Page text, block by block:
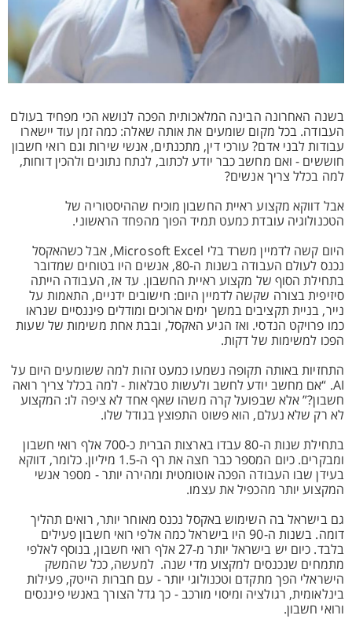
בשנה האחרונה הבינה המלאכותית הפכה לנושא הכי מפחיד בעולם
העבודה. בכל מקום שומעים את אותה שאלה: כמה זמן עוד יישארו
עבודות לבני אדם? עורכי דין, מתכנתים, אנשי שירות וגם רואי חשבון
חוששים - ואם מחשב כבר יודע לכתוב, לנתח נתונים ולהכין דוחות,
למה בכלל צריך אנשים?
אבל דווקא מקצוע ראיית החשבון מוכיח שההיסטוריה של
הטכנולוגיה עובדת כמעט תמיד הפוך מהפחד הראשוני.
היום קשה לדמיין משרד בלי Microsoft Excel, אבל כשהאקסל
נכנס לעולם העבודה בשנות ה-80, אנשים היו בטוחים שמדובר
בתחילת הסוף של מקצוע ראיית החשבון. עד אז, העבודה הייתה
סיזיפית בצורה שקשה לדמיין היום: חישובים ידניים, התאמות על
נייר, בניית תקציבים במשך ימים ארוכים ומודלים פיננסיים שנראו
כמו פרויקט הנדסי. ואז הגיע האקסל, ובבת אחת משימות של שעות
הפכו למשימות של דקות.
התחזיות באותה תקופה נשמעו כמעט זהות למה ששומעים היום על
AI. “אם מחשב יודע לחשב ולעשות טבלאות - למה בכלל צריך רואה
חשבון?” אלא שבפועל קרה משהו שאף אחד לא ציפה לו: המקצוע
לא רק שלא נעלם, הוא פשוט התפוצץ בגודל שלו.
בתחילת שנות ה-80 עבדו בארצות הברית כ-700 אלף רואי חשבון
ומבקרים. כיום המספר כבר חצה את רף ה-1.5 מיליון. כלומר, דווקא
בעידן שבו העבודה הפכה אוטומטית ומהירה יותר - מספר אנשי
המקצוע יותר מהכפיל את עצמו.
גם בישראל בה השימוש באקסל נכנס מאוחר יותר, רואים תהליך
דומה. בשנות ה-90 היו בישראל כמה אלפי רואי חשבון פעילים
בלבד. כיום יש בישראל יותר מ-27 אלף רואי חשבון, בנוסף לאלפי
מתמחים שנכנסים למקצוע מדי שנה. למעשה, ככל שהמשק
הישראלי הפך מתקדם וטכנולוגי יותר - עם חברות הייטק, פעילות
בינלאומית, רגולציה ומיסוי מורכב - כך גדל הצורך באנשי פיננסים
ורואי חשבון.